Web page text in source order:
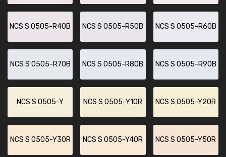
NCS S 0505-R40B NCS S 0505-R50B NCS S 0505-R60B
NCS S 0505-R70B NCS S 0505-R80B NCS S 0505-R90B
NCS S 0505-Y NCS S 0505-Y10R NCS S 0505-Y20R
NCS S 0505-Y30R NCS S 0505-Y40R NCS S 0505-Y50R